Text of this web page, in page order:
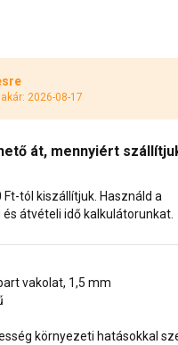
2026-08-17
át, mennyiért
Ft-tól kiszállítjuk. Használd a
átvételi idő kalkulátorunkat.
vakolat, 1,5 mm
környezeti hatásokkal